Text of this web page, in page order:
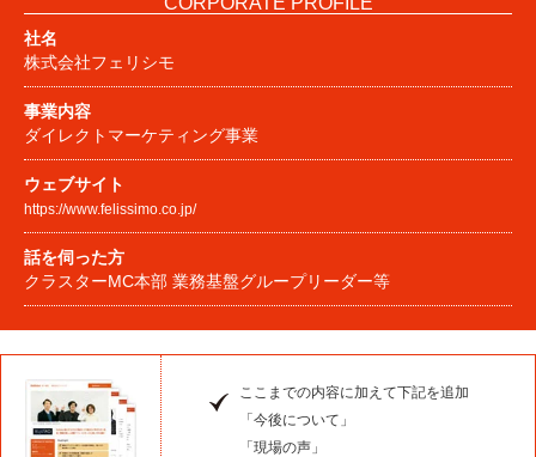
社名
株式会社フェリシモ
事業内容
ダイレクトマーケティング事業
ウェブサイト
https://www.felissimo.co.jp/
話を伺った方
クラスターMC本部 業務基盤グループリーダー等
ここまでの内容に加えて下記を追加
「今後について」
「現場の声」